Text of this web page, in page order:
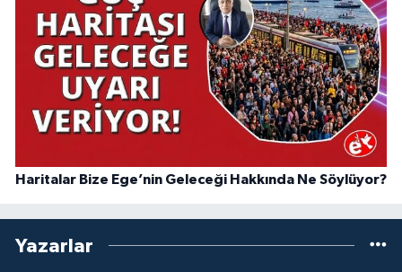
Haritalar Bize Ege’nin Geleceği Hakkında Ne Söylüyor?
Yazarlar